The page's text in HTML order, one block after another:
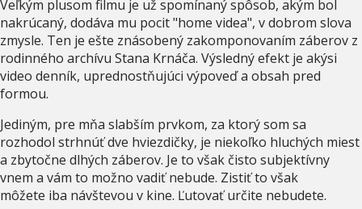
Veľkým plusom filmu je už spomínaný spôsob, akým bol
nakrúcaný, dodáva mu pocit "home videa", v dobrom slova
zmysle. Ten je ešte znásobený zakomponovaním záberov z
rodinného archívu Stana Krnáča. Výsledný efekt je akýsi
video denník, uprednostňujúci výpoveď a obsah pred
formou.
Jediným, pre mňa slabším prvkom, za ktorý som sa
rozhodol strhnúť dve hviezdičky, je niekoľko hluchých miest
a zbytočne dlhých záberov. Je to však čisto subjektívny
vnem a vám to možno vadiť nebude. Zistiť to však
môžete iba návštevou v kine. Ľutovať určite nebudete.